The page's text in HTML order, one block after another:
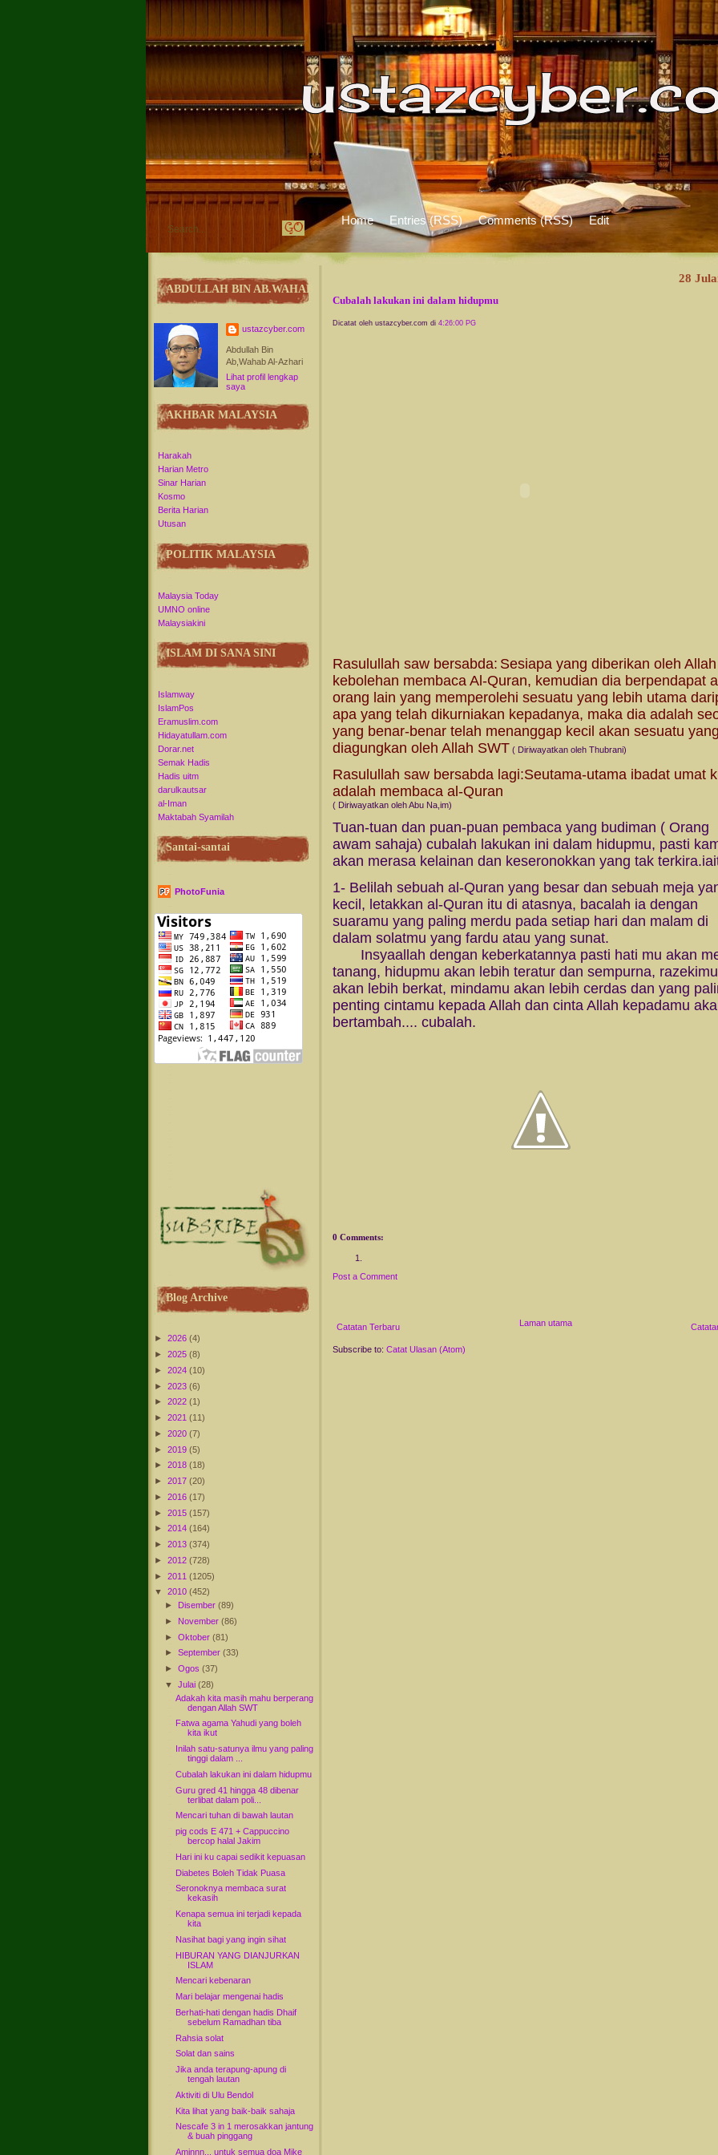
Home Entries (RSS) Comments (RSS) Edit
ABDULLAH BIN AB.WAHAB
ustazcyber.com
Abdullah Bin
Ab,Wahab Al-Azhari
Lihat profil lengkap
saya
AKHBAR MALAYSIA
Harakah
Harian Metro
Sinar Harian
Kosmo
Berita Harian
Utusan
POLITIK MALAYSIA
Malaysia Today
UMNO online
Malaysiakini
ISLAM DI SANA SINI
Islamway
IslamPos
Eramuslim.com
Hidayatullam.com
Dorar.net
Semak Hadis
Hadis uitm
darulkautsar
al-Iman
Maktabah Syamilah
Santai-santai
PhotoFunia
Blog Archive
► 2026 (4)
► 2025 (8)
► 2024 (10)
► 2023 (6)
► 2022 (1)
► 2021 (11)
► 2020 (7)
► 2019 (5)
► 2018 (18)
► 2017 (20)
► 2016 (17)
► 2015 (157)
► 2014 (164)
► 2013 (374)
► 2012 (728)
► 2011 (1205)
▼
2010 (452)
► Disember(89)
► November(86)
►Oktober(81)
►September(33)
►Ogos(37)
▼
Julai(28)
Adakah kita masih mahu berperang
dengan Allah SWT
Fatwa agama Yahudi yang boleh
kita ikut
Inilah satu-satunya ilmu yang paling
tinggi dalam ...
Cubalah lakukan ini dalam hidupmu
Guru gred 41 hingga 48 dibenar
terlibat dalam poli...
Mencari tuhan di bawah lautan
pig cods E 471 + Cappuccino
bercop halal Jakim
Hari ini ku capai sedikit kepuasan
Diabetes Boleh Tidak Puasa
Seronoknya membaca surat
kekasih
Kenapa semua ini terjadi kepada
kita
Nasihat bagi yang ingin sihat
HIBURAN YANG DIANJURKAN
ISLAM
Mencari kebenaran
Mari belajar mengenai hadis
Berhati-hati dengan hadis Dhaif
sebelum Ramadhan tiba
Rahsia solat
Solat dan sains
Jika anda terapung-apung di
tengah lautan
Aktiviti di Ulu Bendol
Kita lihat yang baik-baik sahaja
Nescafe 3 in 1 merosakkan jantung
& buah pinggang
Aminnn... untuk semua doa Mike
28
Cubalah lakukan ini dalam hidupmu
Dicatat oleh ustazcyber.com di 4:26:00 PG
Rasulullah saw bersabda: Sesiapa yang diberikan oleh Allah
kebolehan membaca Al-Quran, kemudian dia berpendapat
orang lain yang memperolehi sesuatu yang lebih utama
apa yang telah dikurniakan kepadanya, maka dia adalah
yang benar-benar telah menanggap kecil akan sesuatu yang
diagungkan oleh Allah SWT ( Diriwayatkan oleh Thubrani)
Rasulullah saw bersabda lagi:Seutama-utama ibadat umat
adalah membaca al-Quran
( Diriwayatkan oleh Abu Na,im)
Tuan-tuan dan puan-puan pembaca yang budiman ( Orang
awam sahaja) cubalah lakukan ini dalam hidupmu, pasti
akan merasa kelainan dan keseronokkan yang tak
1- Belilah sebuah al-Quran yang besar dan sebuah meja
kecil, letakkan al-Quran itu di atasnya, bacalah ia dengan
suaramu yang paling merdu pada setiap hari dan malam di
dalam solatmu yang fardu atau yang sunat.
Insyaallah dengan keberkatannya pasti hati mu akan
tanang, hidupmu akan lebih teratur dan sempurna, razekimu
akan lebih berkat, mindamu akan lebih cerdas dan yang
penting cintamu kepada Allah dan cinta Allah kepadamu
bertambah.... cubalah.
0 Comments:
Post a Comment
Catatan Terbaru Laman utama
Subscribe to: Catat Ulasan (Atom)